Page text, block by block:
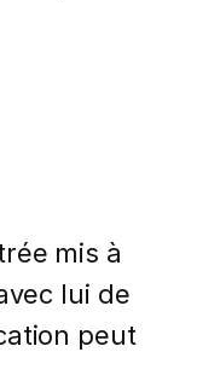
mis à
lui de
peut